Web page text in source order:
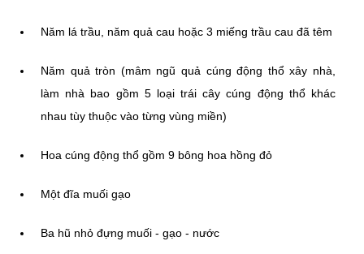
Năm lá trầu, năm quả cau hoặc 3 miếng trầu cau đã têm
Năm quả tròn (mâm ngũ quả cúng động thổ xây nhà,
làm nhà bao gồm 5 loại trái cây cúng động thổ khác
nhau tùy thuộc vào từng vùng miền)
Hoa cúng động thổ gồm 9 bông hoa hồng đỏ
Một đĩa muối gạo
Ba hũ nhỏ đựng muối - gạo - nước